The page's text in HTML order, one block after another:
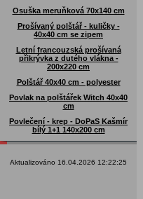
Osuška meruňková 70x140 cm
Prošívaný polštář - kuličky -
40x40 cm se zipem
Letní francouzská prošívaná
přikrývka z dutého vlákna -
200x220 cm
Polštář 40x40 cm - polyester
Povlak na polštářek Witch 40x40
cm
Povlečení - krep - DoPaS Kašmír
bílý 1+1 140x200 cm
Aktualizováno 16.04.2026 12:22:25